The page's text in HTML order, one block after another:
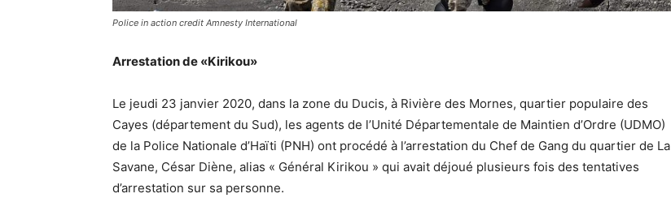
Police in action credit Amnesty International
Arrestation de «Kirikou»
Le jeudi 23 janvier 2020, dans la zone du Ducis, à Rivière des Mornes, quartier populaire des
Cayes (département du Sud), les agents de l’Unité Départementale de Maintien d’Ordre (UDMO)
de la Police Nationale d’Haïti (PNH) ont procédé à l’arrestation du Chef de Gang du quartier de La
Savane, César Diène, alias « Général Kirikou » qui avait déjoué plusieurs fois des tentatives
d’arrestation sur sa personne.